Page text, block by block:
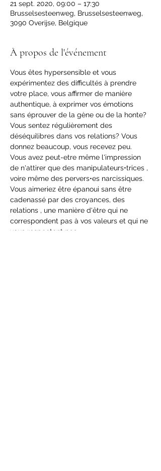
21 sept. 2020, 09:00 – 17:30
Brusselsesteenweg, Brusselsesteenweg,
3090 Overijse, Belgique
À propos de l'événement
Vous êtes hypersensible et vous
expérimentez des difficultés à prendre
votre place, vous affirmer de manière
authentique, à exprimer vos émotions
sans éprouver de la gène ou de la honte?
Vous sentez régulièrement des
déséquilibres dans vos relations? Vous
donnez beaucoup, vous recevez peu.
Vous avez peut-etre même l'impression
de n'attirer que des manipulateurs•trices ,
voire même des pervers•es narcissiques.
Vous aimeriez être épanoui sans être
cadenassé par des croyances, des
relations , une manière d'être qui ne
correspondent pas à vos valeurs et qui ne
vous respectent pas.